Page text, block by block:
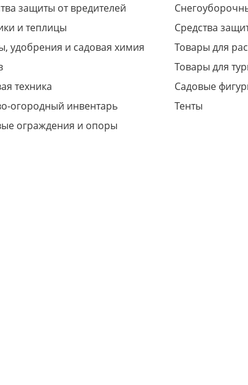
защиты от вредителей
и теплицы
удобрения и садовая химия
техника
огородный инвентарь
ограждения и опоры
Средства
Товары для
Товары для
Садовые
Тенты
оплату
без переплат
платежей